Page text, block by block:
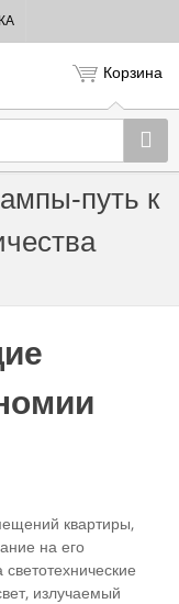
Корзина
путь к
квартиры,
на его
излучаемый